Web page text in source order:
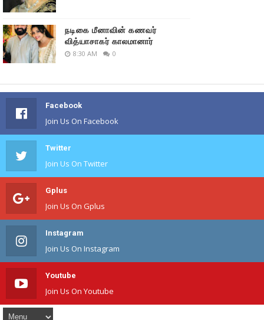
நடிகை மீனாவின் கணவர்
வித்யாசாகர் காலமானார்
8:30 AM 0
Facebook
Join Us On Facebook
Twitter
Join Us On Twitter
Gplus
Join Us On Gplus
Instagram
Join Us On Instagram
Youtube
Join Us On Youtube